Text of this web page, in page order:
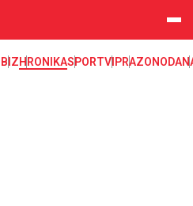
krađa, pljačka, hapšenje, policija,
BIZHRONIKASPORTVIPRAZONODA